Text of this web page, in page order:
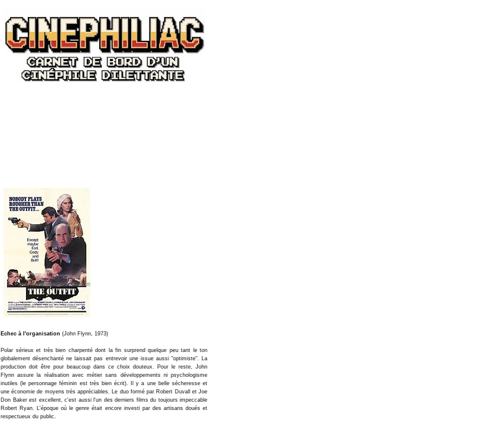
Echec à l'organisation (John Flynn, 1973)
Polar sérieux et très bien charpenté dont la fin surprend quelque peu tant le ton
globalement désenchanté ne laissait pas entrevoir une issue aussi "optimiste". La
production doit être pour beaucoup dans ce choix douteux. Pour le reste, John
Flynn assure la réalisation avec métier sans développements ni psychologisme
inutiles (le personnage féminin est très bien écrit). Il y a une belle sécheresse et
une économie de moyens très appréciables. Le duo formé par Robert Duvall et Joe
Don Baker est excellent, c'est aussi l'un des derniers films du toujours impeccable
Robert Ryan. L'époque où le genre était encore investi par des artisans doués et
respectueux du public.